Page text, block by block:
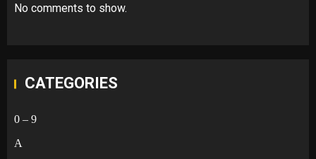
No comments to show.
CATEGORIES
0 – 9
A